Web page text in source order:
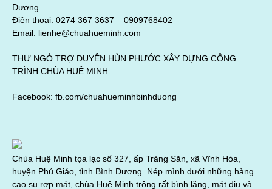
Dương
Điện thoại: 0274 367 3637 – 0909768402
Email: lienhe@chuahueminh.com
THƯ NGỎ TRỢ DUYÊN HÙN PHƯỚC XÂY DỰNG CÔNG
TRÌNH CHÙA HUỆ MINH
Facebook: fb.com/chuahueminhbinhduong
Chùa Huệ Minh tọa lạc số 327, ấp Trảng Săn, xã Vĩnh Hòa,
huyện Phú Giáo, tỉnh Bình Dương. Nép mình dưới những hàng
cao su rợp mát, chùa Huệ Minh trông rất bình lặng, mát dịu và